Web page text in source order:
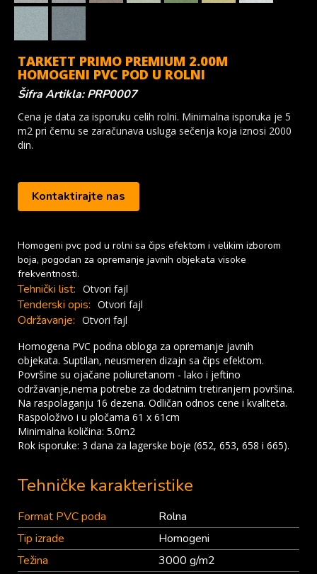
TARKETT PRIMO PREMIUM 2.00M
HOMOGENI PVC POD U ROLNI
Šifra Artikla: PRP0007
Cena je data za isporuku celih rolni. Minimalna isporuka je 5
m2 pri čemu se zaračunava usluga sečenja koja iznosi 2000
din.
Kontaktirajte nas
Homogeni pvc pod u rolni sa čips efektom i velikim izborom
boja, pogodan za opremanje javnih objekata visoke
frekventnosti.
Tehnički list: Otvori fajl
Tenderski opis: Otvori fajl
Održavanje: Otvori fajl
Homogena PVC podna obloga za opremanje javnih
objekata. Suptilan, neusmeren dizajn sa čips efektom.
Površine su ojačane poliuretanom - lako i jeftino
održavanje,nema potrebe za dodatnim tretiranjem površina.
Na raspolaganju 16 dezena. Odličan odnos cene i kvaliteta.
Raspoloživo i u pločama 61 x 61cm
Minimalna količina: 5.0m2
Rok isporuke: 3 dana za lagerske boje (652, 653, 658 i 665).
Tehničke karakteristike
Format PVC poda
Rolna
Tip izrade
Homogeni
Težina
3000 g/m2